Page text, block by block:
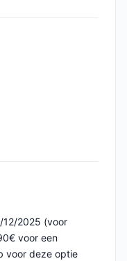
12/2025 (voor
voor een
voor deze optie